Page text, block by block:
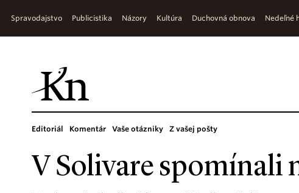
Spravodajstvo Publicistika Názory Kultúra Duchovná obnova Nedeľné
Editoriál Komentár Vaše otázniky Z vašej pošty
V Solivare spomínali